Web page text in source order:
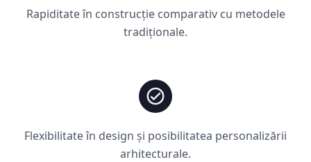
Rapiditate în construcție comparativ cu metodele
tradiționale.
Flexibilitate în design și posibilitatea personalizării
arhitecturale.